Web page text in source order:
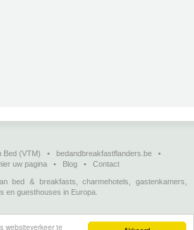
websiteverkeer te
Bed (VTM) • bedandbreakfastflanders.be •
uw pagina • Blog • Contact
bed & breakfasts, charmehotels, gastenkamers,
en guesthouses in Europa.
vakantiehuizen (in het Nederlands)•Chambres
de vacances
(en français) • Bed &